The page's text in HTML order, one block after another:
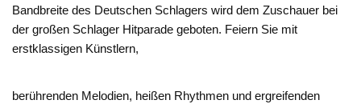
Bandbreite des Deutschen Schlagers wird dem Zuschauer bei
der großen Schlager Hitparade geboten. Feiern Sie mit
erstklassigen Künstlern,
berührenden Melodien, heißen Rhythmen und ergreifenden